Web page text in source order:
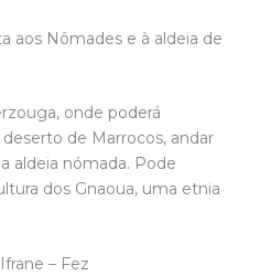
aos Nômades e à aldeia de
onde poderá
de Marrocos, andar
aldeia nómada. Pode
dos Gnaoua, uma etnia
– Fez